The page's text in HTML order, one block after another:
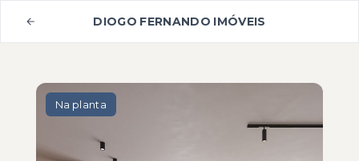
DIOGO FERNANDO IMÓVEIS
Na planta